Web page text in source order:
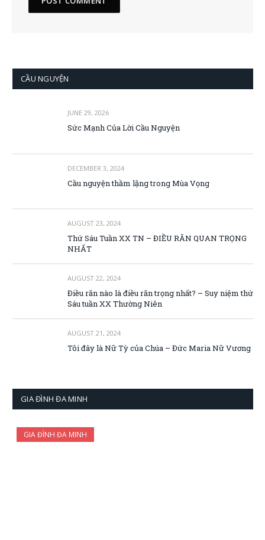
CẦU NGUYỆN
JUNE 29, 2026
Sức Mạnh Của Lời Cầu Nguyện
DECEMBER 3, 2024
Cầu nguyện thầm lặng trong Mùa Vọng
AUGUST 23, 2024
Thứ Sáu Tuần XX TN – ĐIỀU RĂN QUAN TRỌNG
NHẤT
AUGUST 22, 2024
Điều răn nào là điều răn trọng nhất? – Suy niệm thứ
Sáu tuần XX Thường Niên
AUGUST 21, 2024
Tôi đây là Nữ Tỳ của Chúa – Đức Maria Nữ Vương
GIA ĐÌNH ĐA MINH
GIA ĐÌNH ĐA MINH